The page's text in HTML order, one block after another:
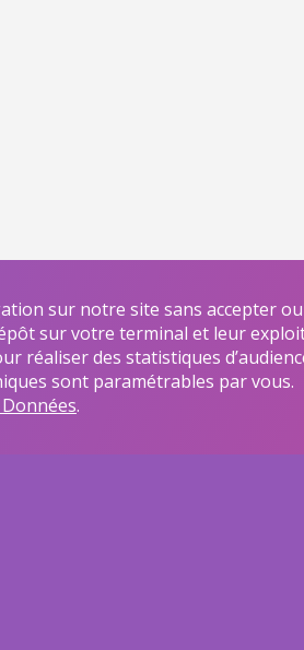
sur notre site sans accepter
sur votre terminal et leur
réaliser des statistiques
sont paramétrables par vous.
.